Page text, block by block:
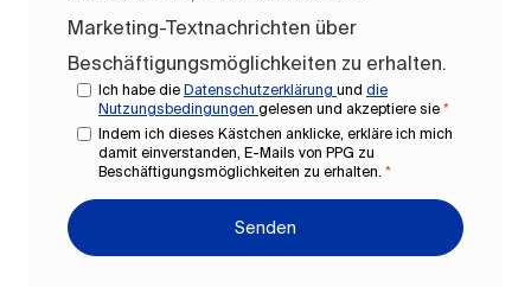
Marketing-Textnachrichten über
Beschäftigungsmöglichkeiten zu erhalten.
Ich habe die Datenschutzerklärung und die
Nutzungsbedingungen gelesen und akzeptiere sie *
Indem ich dieses Kästchen anklicke, erkläre ich mich
damit einverstanden, E-Mails von PPG zu
Beschäftigungsmöglichkeiten zu erhalten. *
Senden